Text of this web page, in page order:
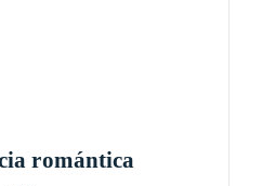
romántica